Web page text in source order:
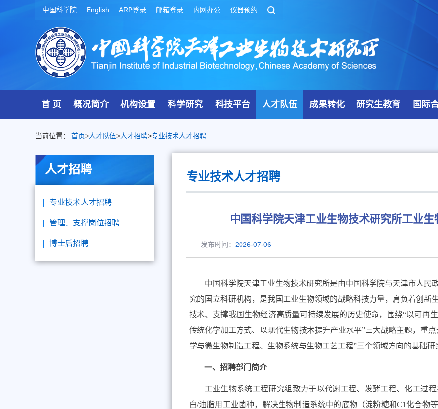
中国科学院 English ARP登录 邮箱登录 内网办公 仪器预约
首 页 概况简介 机构设置 科学研究 科技平台 人才队伍 成果转化 研究生教育 国际
当前位置： 首页>人才队伍>人才招聘>专业技术人才招聘
人才招聘
专业技术人才招聘
管理、支撑岗位招聘
博士后招聘
专业技术人才招聘
中国科学院天津工业生物技术研究所工业
发布时间： 2026-07-06
中国科学院天津工业生物技术研究所是由中国科学院与天津市人民
究的国立科研机构，是我国工业生物领域的战略科技力量，肩负着创新
技术、支撑我国生物经济高质量可持续发展的历史使命，
围绕“以可再
传统化学加工方式、以现代生物技术提升产业水平”三大战略主题，重
学与微生物制造工程、生物系统与生物工艺工程”三个领域方向的基础研
一、招聘部门简介
工业生物系统工程研究组致力于以代谢工程、发酵工程、化工过
白/油脂用工业菌种，解决生物制造系统中的底物（淀粉糖和C1 化合物